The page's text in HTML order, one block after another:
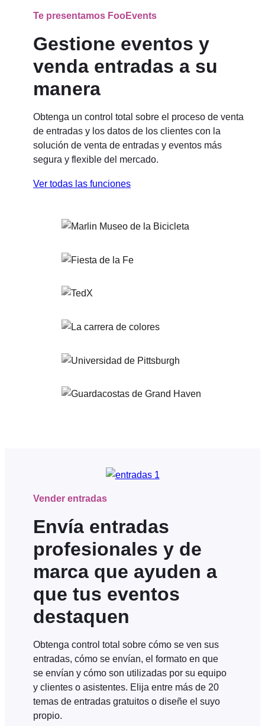
Te presentamos FooEvents
Gestione eventos y
venda entradas a su
manera
Obtenga un control total sobre el proceso de venta
de entradas y los datos de los clientes con la
solución de venta de entradas y eventos más
segura y flexible del mercado.
Ver todas las funciones
Vender entradas
Envía entradas
profesionales y de
marca que ayuden a
que tus eventos
destaquen
Obtenga control total sobre cómo se ven sus
entradas, cómo se envían, el formato en que
se envían y cómo son utilizadas por su equipo
y clientes o asistentes. Elija entre más de 20
temas de entradas gratuitos o diseñe el suyo
propio.